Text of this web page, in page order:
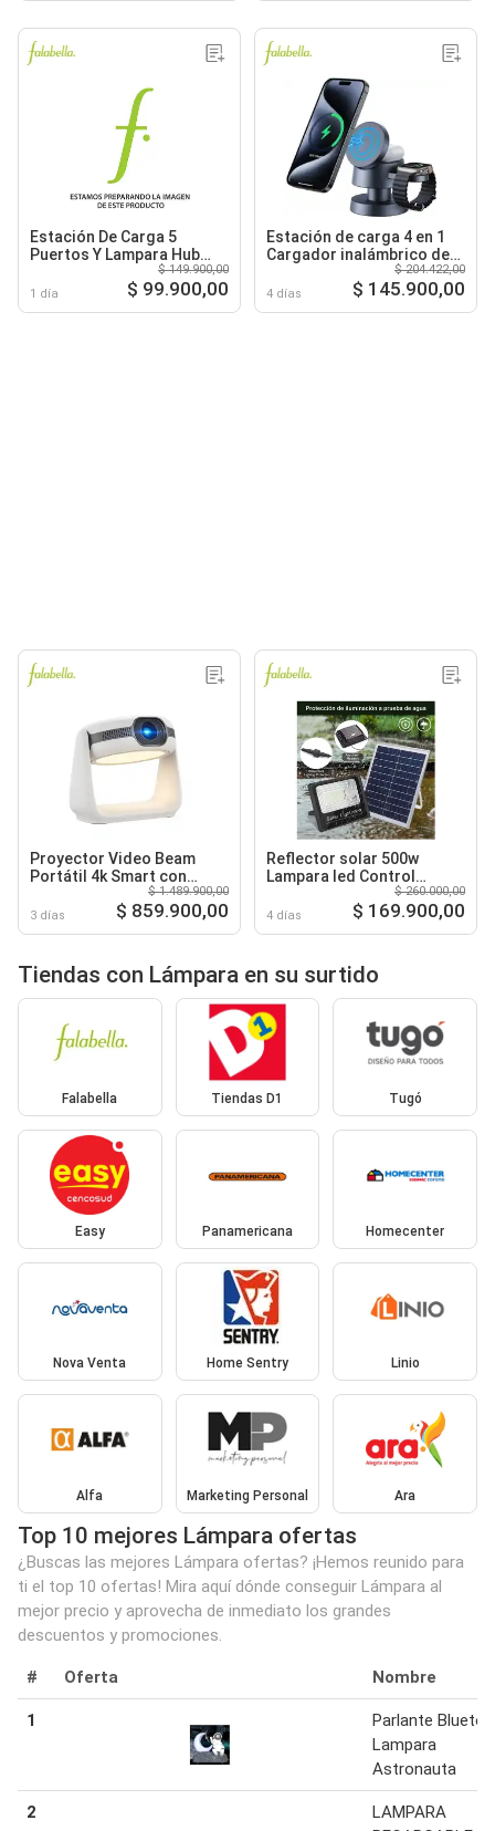
Estación De Carga 5
Puertos Y Lampara Hub
1 día
$ 149.900,00
$ 99.900,00
Estación de carga 4 en 1
Cargador inalámbrico de
4 días
$ 204.422,00
$ 145.900,00
Proyector Video Beam
Portátil 4k Smart con
Lampara Luz Android
3 días
$ 1.489.900,00
$ 859.900,00
Reflector solar 500w
Lampara led Control
Inalambrico
4 días
$ 260.000,00
$ 169.900,00
Tiendas con Lámpara en su surtido
Falabella Tiendas D1 Tugó
Easy Panamericana Homecenter
Nova Venta Home Sentry Linio
Alfa Marketing Personal Ara
Top 10 mejores Lámpara ofertas
¿Buscas las mejores Lámpara ofertas? ¡Hemos reunido para
ti el top 10 ofertas! Mira aquí dónde conseguir Lámpara al
mejor precio y aprovecha de inmediato los grandes
descuentos y promociones.
# Oferta Nombre
1
Parlante
Lampara
Astronauta
2
LAMPARA